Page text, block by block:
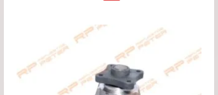
era:
$98.000.